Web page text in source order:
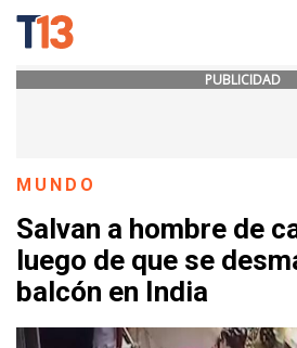
PUBLICIDAD
MUNDO
Salvan a hombre de
luego de que se
balcón en India